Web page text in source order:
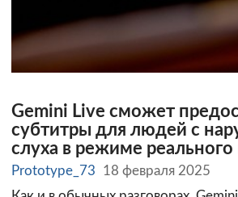
Gemini Live сможет
субтитры для людей с
слуха в режиме
Prototype_73
18 февраля 2025